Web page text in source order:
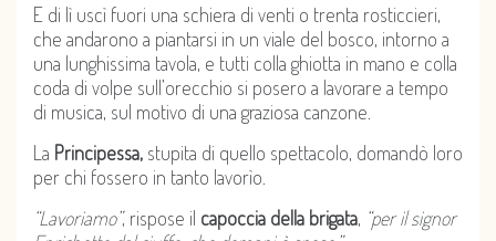
E di lì uscì fuori una schiera di venti o trenta rosticcieri,
che andarono a piantarsi in un viale del bosco, intorno a
una lunghissima tavola, e tutti colla ghiotta in mano e colla
coda di volpe sull’orecchio si posero a lavorare a tempo
di musica, sul motivo di una graziosa canzone.
La Principessa, stupita di quello spettacolo, domandò loro
per chi fossero in tanto lavorìo.
“Lavoriamo”, rispose il capoccia della brigata, “per il signor